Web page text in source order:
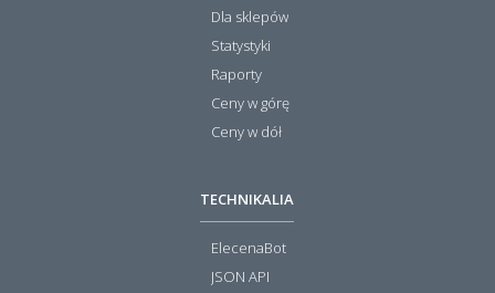
Dla sklepów
Statystyki
Raporty
Ceny w górę
Ceny w dół
TECHNIKALIA
ElecenaBot
JSON API